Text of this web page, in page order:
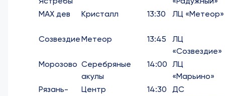
МАХ дев
Кристалл 13:30 ЛЦ «Метеор»
СозвездиеМетеор 13:45
ЛЦ
«Созвездие»
Морозово Серебряные
акулы
14:00 ЛЦ
«Марьино»
Рязань-
Центр 14:30
ДС